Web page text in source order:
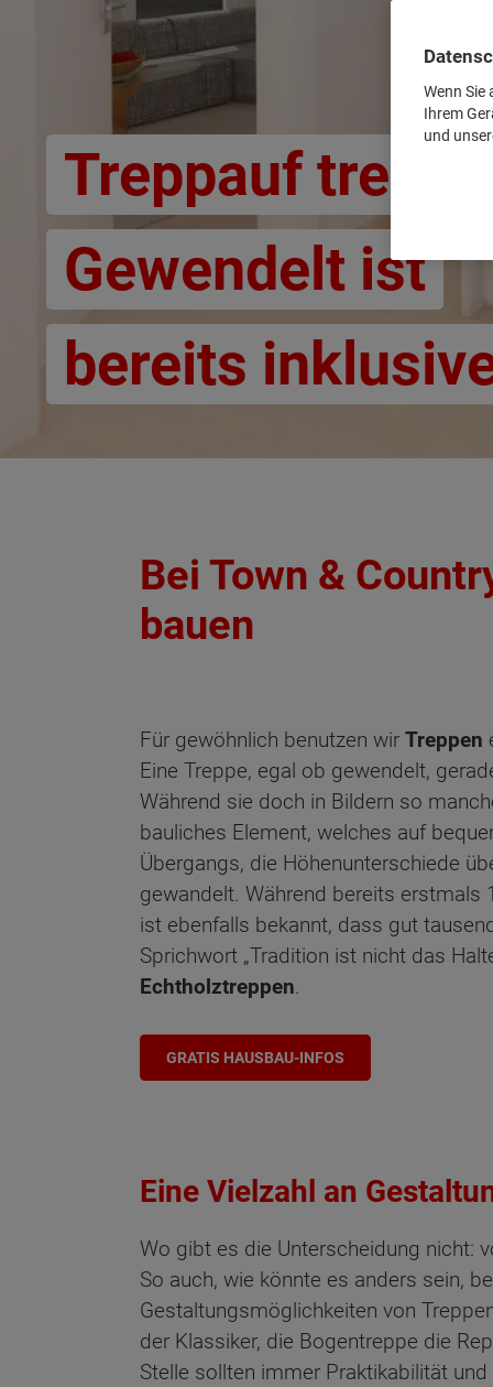
Treppauf
Gewendelt ist
bereits
Bei Town &
bauen
Für gewöhnlich benutzen wir Treppen
Eine Treppe, egal ob gewendelt,
Während sie doch in Bildern so
bauliches Element, welches auf
Übergangs, die Höhenunterschiede
gewandelt. Während bereits erstmals
ist ebenfalls bekannt, dass gut
Sprichwort „Tradition ist nicht das
Echtholztreppen.
GRATIS HAUSBAU-INFOS
Eine Vielzahl an
Wo gibt es die Unterscheidung nicht:
So auch, wie könnte es anders sein,
Gestaltungsmöglichkeiten von
der Klassiker, die Bogentreppe die
Stelle sollten immer Praktikabilität
Wenn Sie
Ihrem
und